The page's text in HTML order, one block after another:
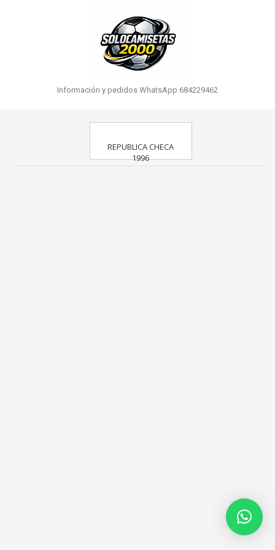
Información y pedidos WhatsApp 684229462
REPUBLICA CHECA
1996